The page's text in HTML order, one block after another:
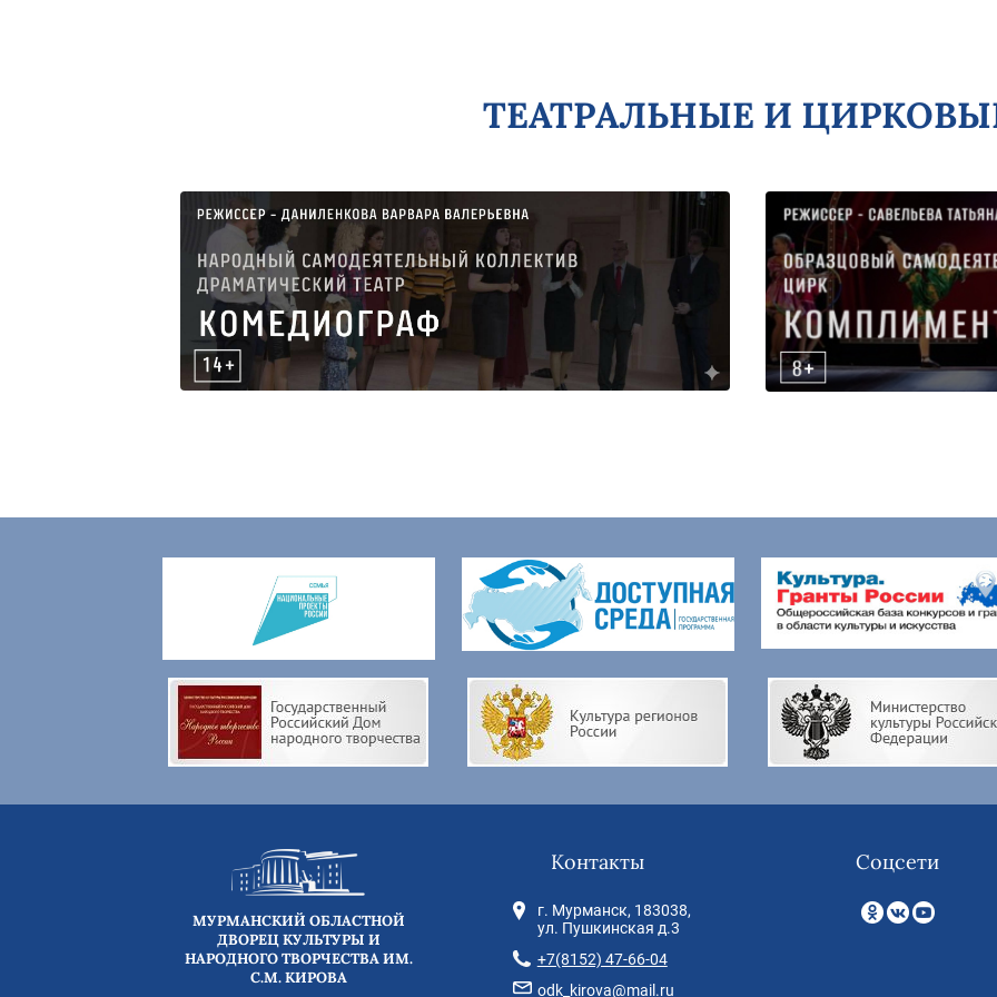
ТЕАТРАЛЬНЫЕ И
МУРМАНСКИЙ ОБЛАСТНОЙ
ДВОРЕЦ КУЛЬТУРЫ И
НАРОДНОГО ТВОРЧЕСТВА ИМ.
С.М. КИРОВА
Контакты
г. Мурманск, 183038,
ул. Пушкинская д.3
+7(8152) 47-66-04
odk_kirova@mail.ru
Соцсети